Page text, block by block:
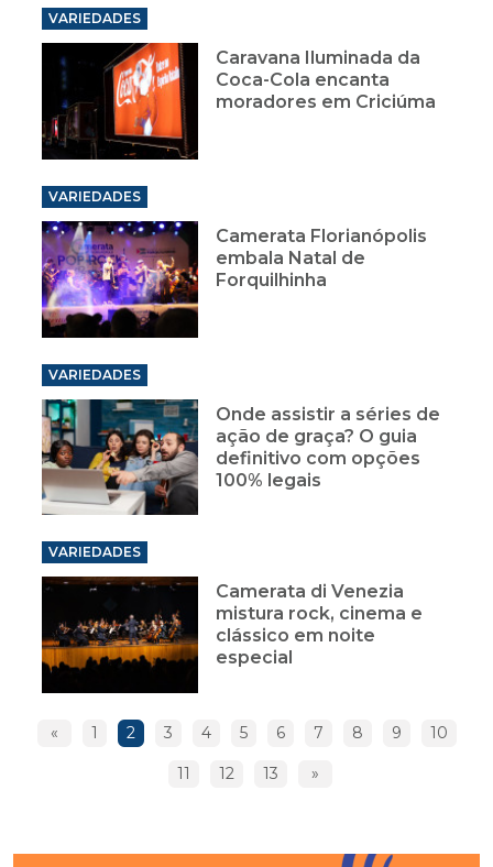
VARIEDADES
Caravana Iluminada da
Coca-Cola encanta
moradores em Criciúma
VARIEDADES
Camerata Florianópolis
embala Natal de
Forquilhinha
VARIEDADES
Onde assistir a séries de
ação de graça? O guia
definitivo com opções
100% legais
VARIEDADES
Camerata di Venezia
mistura rock, cinema e
clássico em noite
especial
« 1 2 3 4 5 6 7 8 9 10
11 12 13 »